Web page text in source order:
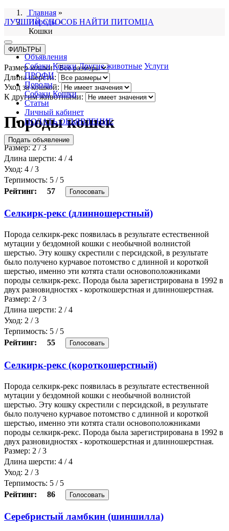
ЛУЧШИЙ СПОСОБ НАЙТИ ПИТОМЦА
Объявления
Собаки Кошки Другие животные Услуги
ПРОФИ
Породы
Собаки Кошки
Статьи
Личный кабинет
ПОДАТЬ ОБЪЯВЛЕНИЕ
Подать объявление
Главная »
Породы»
Кошки
ФИЛЬТРЫ
Размер кошки:
Длина шерсти:
Уход за кошкой:
К другим животными:
Породы кошек
Размер: 2 / 3
Длина шерсти: 4 / 4
Уход: 4 / 3
Терпимость: 5 / 5
Рейтинг:
57 Голосовать
Селкирк-рекс (длинношерстный)
Порода селкирк-рекс появилась в результате естественной
мутации у бездомной кошки с необычной волнистой
шерстью. Эту кошку скрестили с персидской, в результате
было получено курчавое потомство с длинной и короткой
шерстью, именно эти котята стали основоположниками
породы селкирк-рекс. Порода была зарегистрирована в 1992 в
двух разновидностях - короткошерстная и длинношерстная.
Размер: 2 / 3
Длина шерсти: 2 / 4
Уход: 2 / 3
Терпимость: 5 / 5
Рейтинг:
55 Голосовать
Селкирк-рекс (короткошерстный)
Порода селкирк-рекс появилась в результате естественной
мутации у бездомной кошки с необычной волнистой
шерстью. Эту кошку скрестили с персидской, в результате
было получено курчавое потомство с длинной и короткой
шерстью, именно эти котята стали основоположниками
породы селкирк-рекс. Порода была зарегистрирована в 1992 в
двух разновидностях - короткошерстная и длинношерстная.
Размер: 2 / 3
Длина шерсти: 4 / 4
Уход: 2 / 3
Терпимость: 5 / 5
Рейтинг:
86 Голосовать
Серебристый ламбкин (шиншилла)